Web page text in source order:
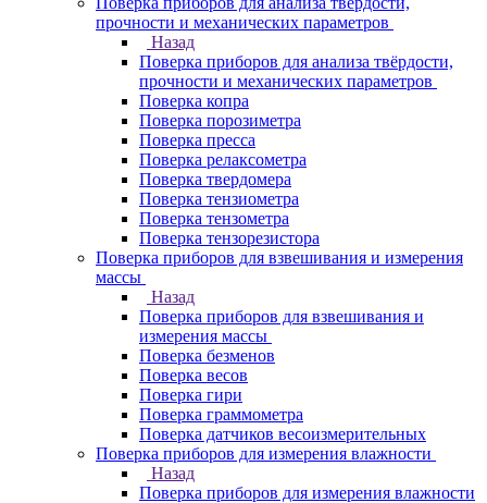
прочности и механических параметров
Назад
Поверка приборов для анализа твёрдости,
прочности и механических параметров
Поверка копра
Поверка порозиметра
Поверка пресса
Поверка релаксометра
Поверка твердомера
Поверка тензиометра
Поверка тензометра
Поверка тензорезистора
Поверка приборов для взвешивания и измерения
массы
Назад
Поверка приборов для взвешивания и
измерения массы
Поверка безменов
Поверка весов
Поверка гири
Поверка граммометра
Поверка датчиков весоизмерительных
Поверка приборов для измерения влажности
Назад
Поверка приборов для измерения влажности